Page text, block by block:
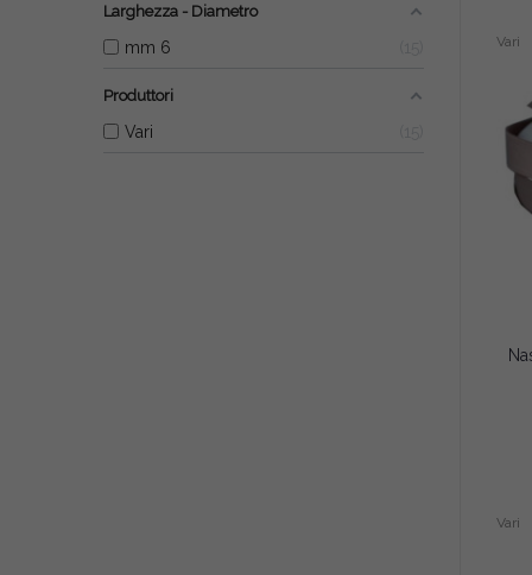
Larghezza - Diametro
mm 6
Produttori
Vari
Vari
Vari